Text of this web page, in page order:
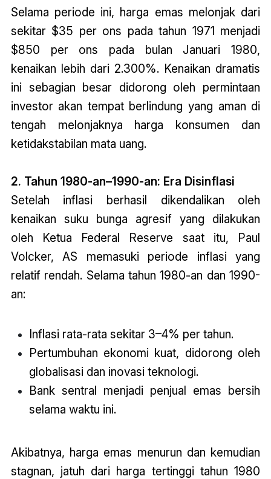
Selama periode ini, harga emas melonjak dari
sekitar $35 per ons pada tahun 1971 menjadi
$850 per ons pada bulan Januari 1980,
kenaikan lebih dari 2.300%. Kenaikan dramatis
ini sebagian besar didorong oleh permintaan
investor akan tempat berlindung yang aman di
tengah melonjaknya harga konsumen dan
ketidakstabilan mata uang.
2. Tahun 1980-an–1990-an: Era Disinflasi
Setelah inflasi berhasil dikendalikan oleh
kenaikan suku bunga agresif yang dilakukan
oleh Ketua Federal Reserve saat itu, Paul
Volcker, AS memasuki periode inflasi yang
relatif rendah. Selama tahun 1980-an dan 1990-
an:
Inflasi rata-rata sekitar 3–4% per tahun.
Pertumbuhan ekonomi kuat, didorong oleh
globalisasi dan inovasi teknologi.
Bank sentral menjadi penjual emas bersih
selama waktu ini.
Akibatnya, harga emas menurun dan kemudian
stagnan, jatuh dari harga tertinggi tahun 1980